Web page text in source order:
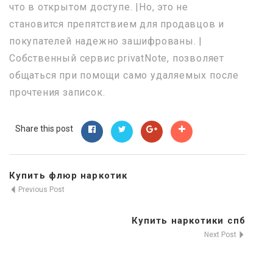
что в открытом доступе. |Но, это не
становится препятствием для продавцов и
покупателей надежно зашифрованы. |
Собственный сервис privatNote, позволяет
общаться при помощи само удаляемых после
прочтения записок.
Share this post
Купить флюр наркотик
Previous Post
Купить наркотики спб
Next Post